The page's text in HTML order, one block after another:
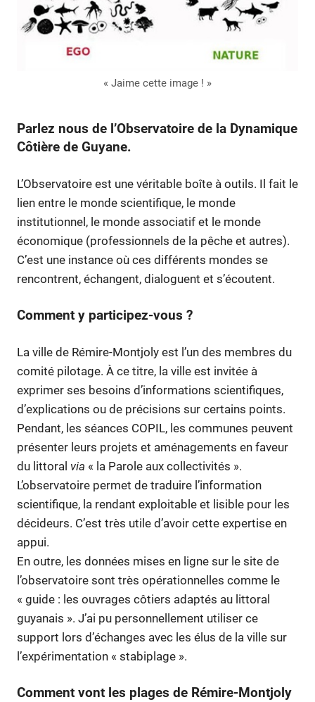
« Jaime cette image ! »
Parlez nous de l’Observatoire de la Dynamique
Côtière de Guyane.
L’Observatoire est une véritable boîte à outils. Il fait le
lien entre le monde scientifique, le monde
institutionnel, le monde associatif et le monde
économique (professionnels de la pêche et autres).
C’est une instance où ces différents mondes se
rencontrent, échangent, dialoguent et s’écoutent.
Comment y participez-vous ?
La ville de Rémire-Montjoly est l’un des membres du
comité pilotage. À ce titre, la ville est invitée à
exprimer ses besoins d’informations scientifiques,
d’explications ou de précisions sur certains points.
Pendant, les séances COPIL, les communes peuvent
présenter leurs projets et aménagements en faveur
du littoral via « la Parole aux collectivités ».
L’observatoire permet de traduire l’information
scientifique, la rendant exploitable et lisible pour les
décideurs. C’est très utile d’avoir cette expertise en
appui.
En outre, les données mises en ligne sur le site de
l’observatoire sont très opérationnelles comme le
« guide : les ouvrages côtiers adaptés au littoral
guyanais ». J’ai pu personnellement utiliser ce
support lors d’échanges avec les élus de la ville sur
l’expérimentation « stabiplage ».
Comment vont les plages de Rémire-Montjoly